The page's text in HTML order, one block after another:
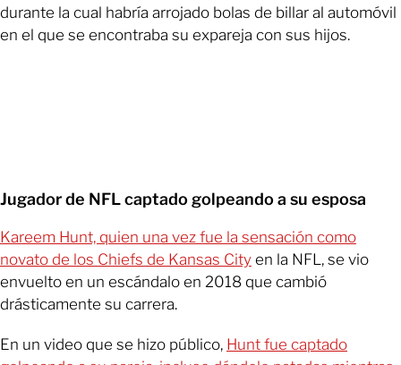
durante la cual habría arrojado bolas de billar al automóvil
en el que se encontraba su expareja con sus hijos.
Jugador de NFL captado golpeando a su esposa
Kareem Hunt, quien una vez fue la sensación como
novato de los Chiefs de Kansas City en la NFL, se vio
envuelto en un escándalo en 2018 que cambió
drásticamente su carrera.
En un video que se hizo público, Hunt fue captado